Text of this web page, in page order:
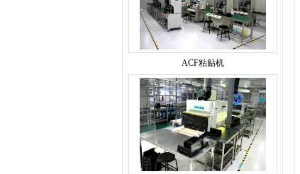
ACF粘贴机
TP贴合点胶烘烤固化机